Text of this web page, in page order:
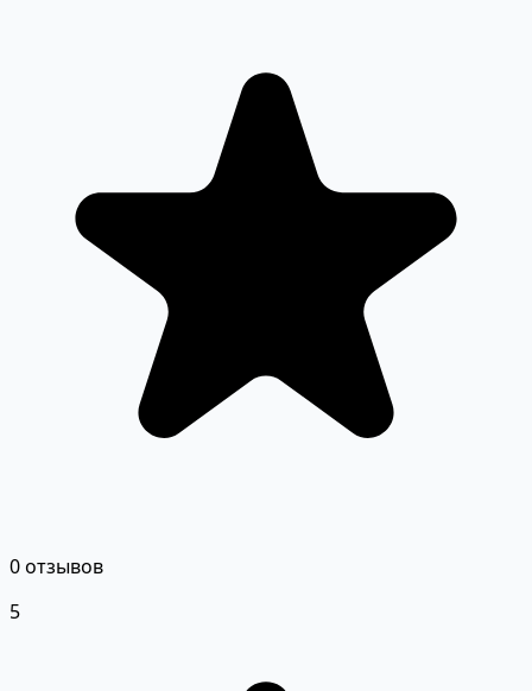
0 отзывов
5